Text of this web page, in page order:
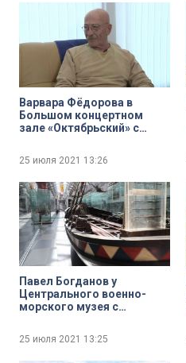
Варвара Фёдорова в
Большом концертном
зале «Октябрьский» с
Розенбаумом
25 июля 2021 13:26
Павел Богданов у
Центрального военно-
морского музея с
и выставочной работе
25 июля 2021 13:25